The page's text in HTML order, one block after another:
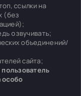
ссылки на
(без
озвучивать;
объединений/
сайта;
особо